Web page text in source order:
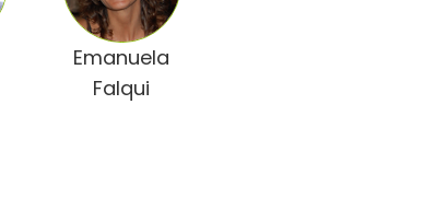
Emanuela
Falqui